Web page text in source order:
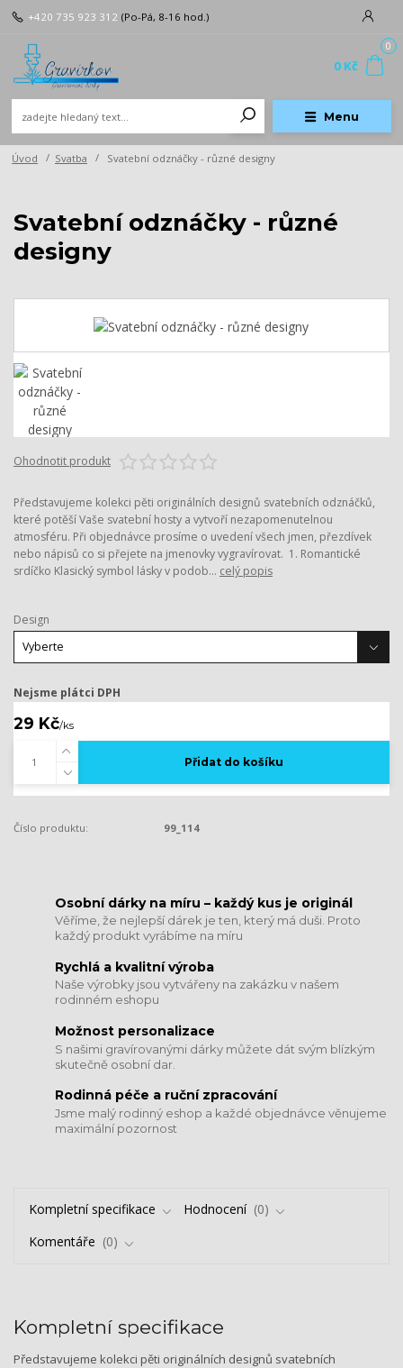
Menu
+420 735 923 312 (Po-Pá, 8-16 hod.)
0
0 Kč
Úvod Svatba Svatební odznáčky - různé designy
Svatební odznáčky - různé
designy
Ohodnotit produkt
Představujeme kolekci pěti originálních designů svatebních odznáčků,
které potěší Vaše svatební hosty a vytvoří nezapomenutelnou
atmosféru. Při objednávce prosíme o uvedení všech jmen, přezdívek
nebo nápisů co si přejete na jmenovky vygravírovat. 1. Romantické
srdíčko Klasický symbol lásky v podob... celý popis
Design
Nejsme plátci DPH
29 Kč/ks
Přidat do košíku
Číslo produktu: 99_114
​​​​​​​Osobní dárky na míru – každý kus je originál
Věříme, že nejlepší dárek je ten, který má duši. Proto
každý produkt vyrábíme na míru
Rychlá a kvalitní výroba
Naše výrobky jsou vytvářeny na zakázku v našem
rodinném eshopu
Možnost personalizace
S našimi gravírovanými dárky můžete dát svým blízkým
skutečně osobní dar.
​​​​​​​Rodinná péče a ruční zpracování
Jsme malý rodinný eshop a každé objednávce věnujeme
maximální pozornost
Kompletní specifikace Hodnocení
0
Komentáře
0
Kompletní specifikace
Představujeme kolekci pěti originálních designů svatebních